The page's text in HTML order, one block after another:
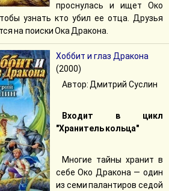
проснулась и ищет Око
узнать кто убил ее отца. Друзья
на поиски Ока Дракона.
Хоббит и глаз Дракона
(2000)
Автор: Дмитрий Суслин
Входит в цикл
"Хранитель кольца"
Многие тайны хранит в
себе Око Дракона — один
из семи палантиров седой